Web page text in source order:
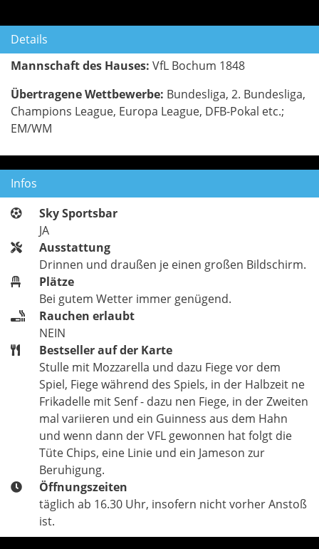
Details
Mannschaft des Hauses: VfL Bochum 1848
Übertragene Wettbewerbe: Bundesliga, 2. Bundesliga,
Champions League, Europa League, DFB-Pokal etc.;
EM/WM
Infos
Sky Sportsbar
JA
Ausstattung
Drinnen und draußen je einen großen Bildschirm.
Plätze
Bei gutem Wetter immer genügend.
Rauchen erlaubt
NEIN
Bestseller auf der Karte
Stulle mit Mozzarella und dazu Fiege vor dem
Spiel, Fiege während des Spiels, in der Halbzeit ne
Frikadelle mit Senf - dazu nen Fiege, in der Zweiten
mal variieren und ein Guinness aus dem Hahn
und wenn dann der VFL gewonnen hat folgt die
Tüte Chips, eine Linie und ein Jameson zur
Beruhigung.
Öffnungszeiten
täglich ab 16.30 Uhr, insofern nicht vorher Anstoß
ist.